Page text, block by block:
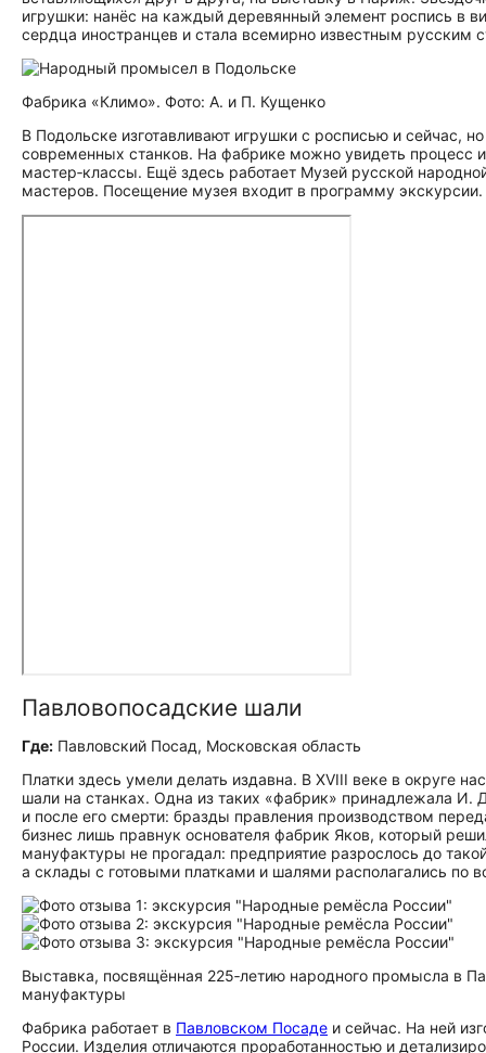
игрушки: нанёс на каждый деревянный элемент роспись в
сердца иностранцев и стала всемирно известным русским
Фабрика «Климо». Фото: А. и П. Кущенко
В Подольске изготавливают игрушки с росписью и
современных станков. На фабрике можно увидеть процесс
мастер‑классы. Ещё здесь работает Музей русской
мастеров. Посещение музея входит в программу экскурсии.
Павловопосадские шали
Где: Павловский Посад, Московская область
Платки здесь умели делать издавна. В XVIII веке в округе
шали на станках. Одна из таких «фабрик» принадлежала И.
и после его смерти: бразды правления производством
бизнес лишь правнук основателя фабрик Яков, который
мануфактуры не прогадал: предприятие разрослось до
а склады с готовыми платками и шалями располагались по
Выставка, посвящённая 225‑летию народного промысла в
мануфактуры
Фабрика работает в Павловском Посаде и сейчас. На ней
России. Изделия отличаются проработанностью и